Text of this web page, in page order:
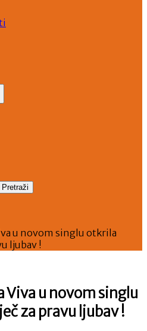
u novom singlu otkrila
ljubav !
Viva u novom singlu
za pravu ljubav !